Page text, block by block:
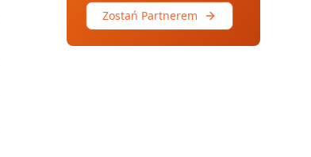
Zostań Partnerem